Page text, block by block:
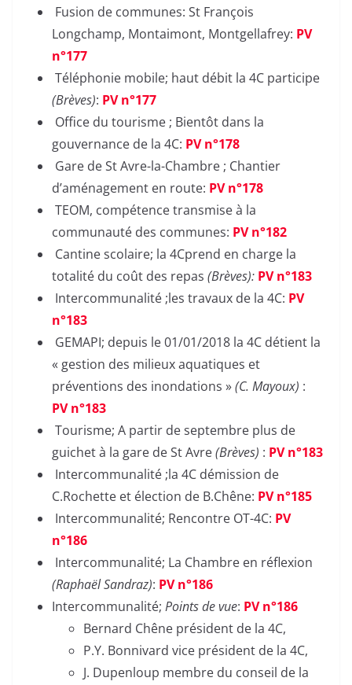
Fusion de communes: St François
Longchamp, Montaimont, Montgellafrey: PV
n°177
Téléphonie mobile; haut débit la 4C participe
(Brèves): PV n°177
Office du tourisme ; Bientôt dans la
gouvernance de la 4C: PV n°178
Gare de St Avre-la-Chambre ; Chantier
d’aménagement en route: PV n°178
TEOM, compétence transmise à la
communauté des communes: PV n°182
Cantine scolaire; la 4Cprend en charge la
totalité du coût des repas (Brèves): PV n°183
Intercommunalité ;les travaux de la 4C: PV
n°183
GEMAPI; depuis le 01/01/2018 la 4C détient la
« gestion des milieux aquatiques et
préventions des inondations »(C. Mayoux) :
PV n°183
Tourisme; A partir de septembre plus de
guichet à la gare de St Avre(Brèves) : PV n°183
Intercommunalité ;la 4C démission de
C.Rochette et élection de B.Chêne: PV n°185
Intercommunalité; Rencontre OT-4C: PV
n°186
Intercommunalité; La Chambre en réflexion
(Raphaël Sandraz): PV n°186
Intercommunalité; Points de vue: PV n°186
Bernard Chêne président de la 4C,
P.Y. Bonnivard vice président de la 4C,
J. Dupenloup membre du conseil de la